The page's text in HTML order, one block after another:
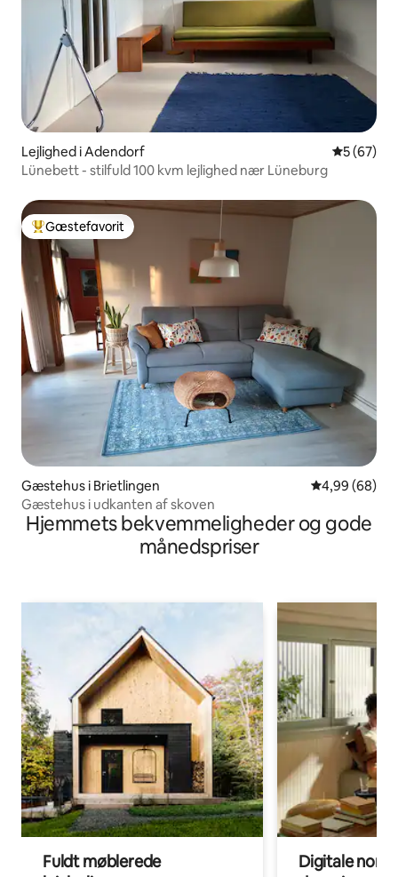
Lejlighed i Adendorf 5 ud af 5 i
5 (67)
Lünebett - stilfuld 100 kvm lejlighed nær Lüneburg
Bedste gæstefavorit
Gæstefavorit
Gæstehus i Brietlingen 4,99 ud af 5 i
4,99 (68)
Gæstehus i udkanten af skoven
Hjemmets bekvemmeligheder og gode
månedspriser
Fuldt møblerede
Digitale